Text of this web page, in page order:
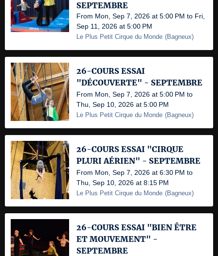
SEPTEMBRE
From Mon, Sep 7, 2026 at 5:00 PM to Fri,
Sep 11, 2026 at 5:00 PM
Le Plus Petit Cirque du Monde (Bagneux)
26-COURS ESSAI
"DÉCOUVERTE" - SEPTEMBRE
From Mon, Sep 7, 2026 at 5:00 PM to
Thu, Sep 10, 2026 at 5:00 PM
Le Plus Petit Cirque du Monde (Bagneux)
26-COURS ESSAI "CIRQUE
PLURI AÉRIEN" - SEPTEMBRE
From Mon, Sep 7, 2026 at 6:30 PM to
Thu, Sep 10, 2026 at 8:15 PM
Le Plus Petit Cirque du Monde (Bagneux)
26-COURS ESSAI "BIEN ÊTRE
ET MOUVEMENT" -
SEPTEMBRE